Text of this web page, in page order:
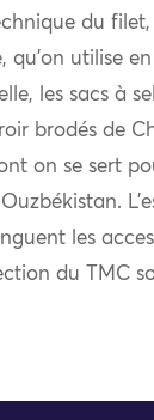
du
qu’on utilise
les sacs à
brodés de
on se sert
les
du TMC